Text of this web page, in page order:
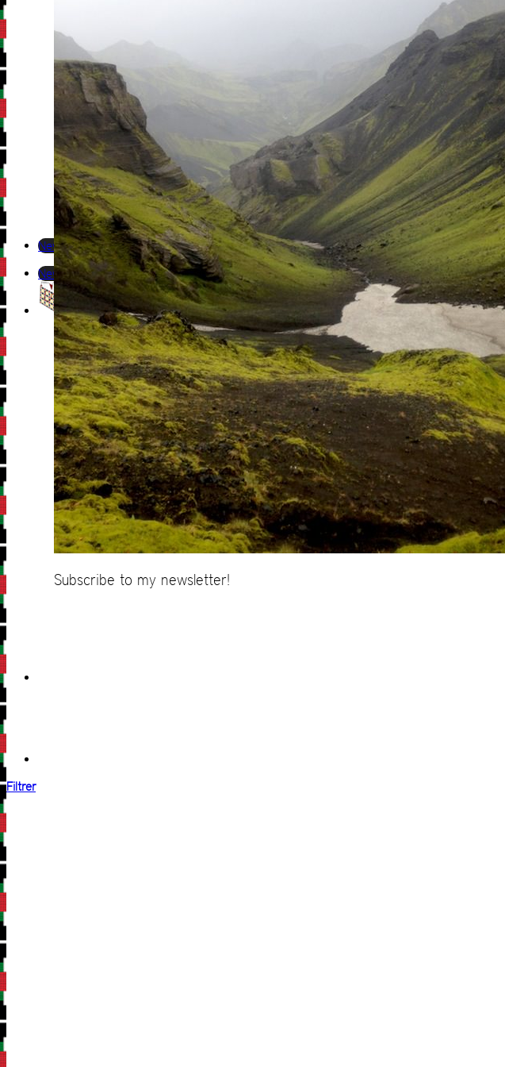
Newsletter
Newsletter
Subscribe to my newsletter!
Filtrer